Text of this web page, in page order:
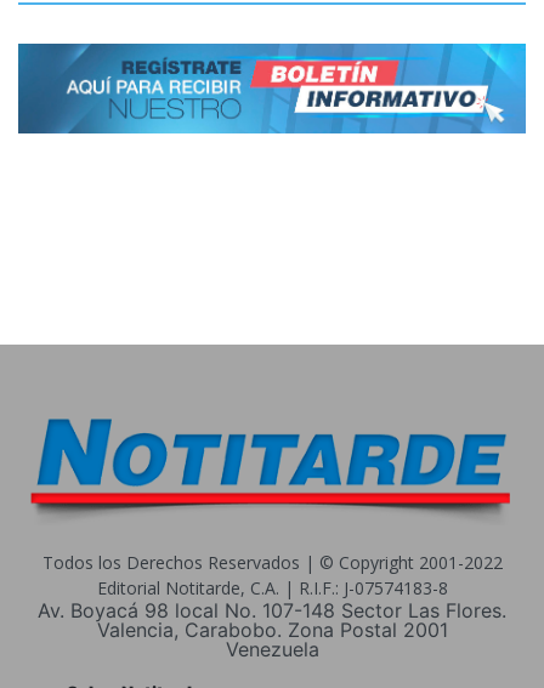
Todos los Derechos Reservados | © Copyright 2001-2022
Editorial Notitarde, C.A. | R.I.F.: J-07574183-8
Av. Boyacá 98 local No. 107-148 Sector Las Flores.
Valencia, Carabobo. Zona Postal 2001
Venezuela